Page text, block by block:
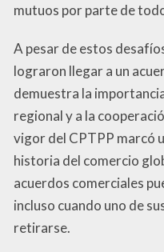
mutuos por parte de
A pesar de estos
lograron llegar a un
demuestra la
regional y a la
vigor del CPTPP marcó
historia del comercio
acuerdos comerciales
incluso cuando uno de
retirarse.